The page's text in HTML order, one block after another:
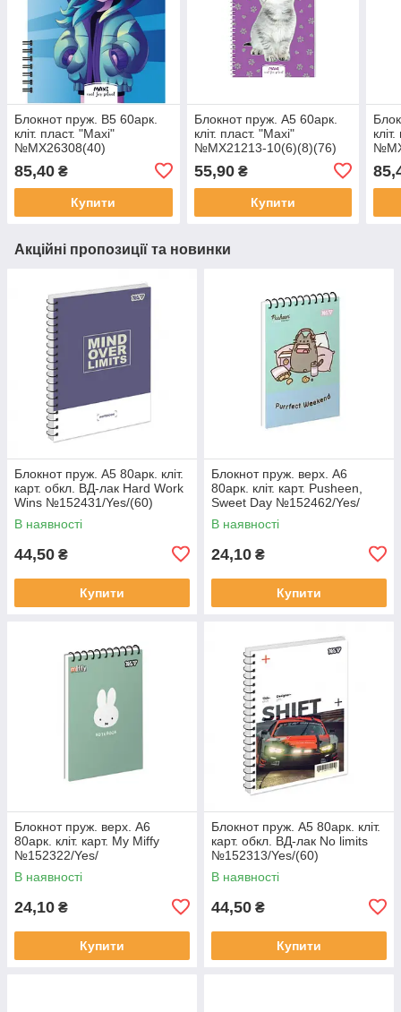
Блокнот пруж. В5 60арк.
кліт. пласт. "Maxi"
№MX26308(40)
85,40 ₴
Купити
Блокнот пруж. А5 60арк.
кліт. пласт. "Maxi"
№MX21213-10(6)(8)(76)
55,90₴
Купити
Акційні пропозиції та новинки
Блокнот пруж. А5 80арк. кліт.
карт. обкл. ВД-лак Hard Work
Wins №152431/Yes/(60)
В наявності
44,50 ₴
Купити
Блокнот пруж. верх. А6
80арк. кліт. карт. Pusheen,
Sweet Day №152462/Yes/
В наявності
24,10 ₴
Купити
Блокнот пруж. верх. А6
80арк. кліт. карт. My Miffy
№152322/Yes/
В наявності
24,10 ₴
Купити
Блокнот пруж. А5 80арк. кліт.
карт. обкл. ВД-лак No limits
№152313/Yes/(60)
В наявності
44,50 ₴
Купити